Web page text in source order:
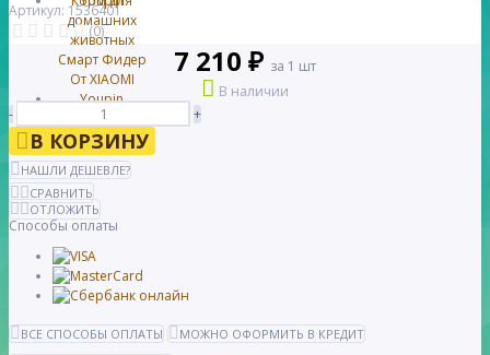
Артикул: 1536401
(0)
7 210 ₽ за 1 шт
В наличии
-
+
В КОРЗИНУ
НАШЛИ ДЕШЕВЛЕ?
СРАВНИТЬ
ОТЛОЖИТЬ
Способы оплаты
ВСЕ СПОСОБЫ ОПЛАТЫ МОЖНО ОФОРМИТЬ В КРЕДИТ